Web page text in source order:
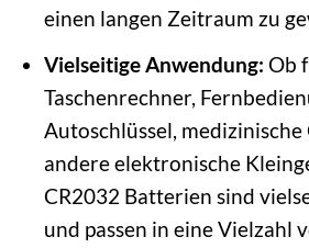
einen langen Zeitraum zu
Vielseitige Anwendung: Ob
Taschenrechner,
Autoschlüssel,
andere elektronische
CR2032 Batterien sind
und passen in eine Vielzahl